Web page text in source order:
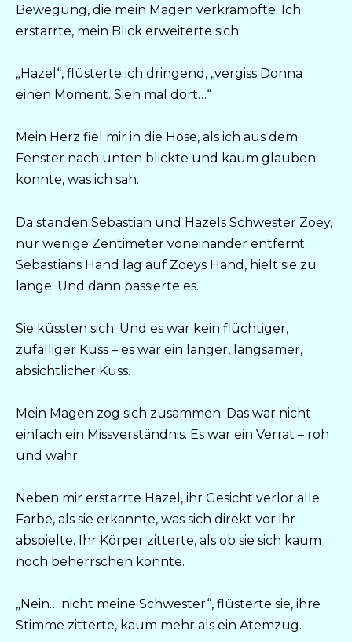
Bewegung, die mein Magen verkrampfte. Ich
erstarrte, mein Blick erweiterte sich.
„Hazel“, flüsterte ich dringend, „vergiss Donna
einen Moment. Sieh mal dort…“
Mein Herz fiel mir in die Hose, als ich aus dem
Fenster nach unten blickte und kaum glauben
konnte, was ich sah.
Da standen Sebastian und Hazels Schwester Zoey,
nur wenige Zentimeter voneinander entfernt.
Sebastians Hand lag auf Zoeys Hand, hielt sie zu
lange. Und dann passierte es.
Sie küssten sich. Und es war kein flüchtiger,
zufälliger Kuss – es war ein langer, langsamer,
absichtlicher Kuss.
Mein Magen zog sich zusammen. Das war nicht
einfach ein Missverständnis. Es war ein Verrat – roh
und wahr.
Neben mir erstarrte Hazel, ihr Gesicht verlor alle
Farbe, als sie erkannte, was sich direkt vor ihr
abspielte. Ihr Körper zitterte, als ob sie sich kaum
noch beherrschen konnte.
„Nein… nicht meine Schwester“, flüsterte sie, ihre
Stimme zitterte, kaum mehr als ein Atemzug.